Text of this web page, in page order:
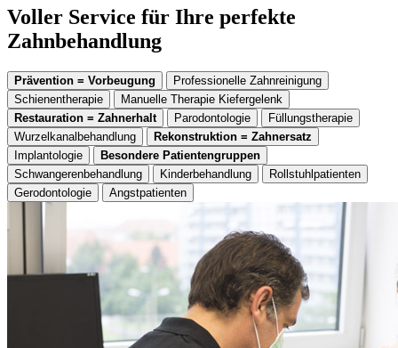
Voller Service für Ihre perfekte
Zahnbehandlung
Prävention = Vorbeugung
Professionelle Zahnreinigung
Schienentherapie
Manuelle Therapie Kiefergelenk
Restauration = Zahnerhalt
Parodontologie
Füllungstherapie
Wurzelkanalbehandlung
Rekonstruktion = Zahnersatz
Implantologie
Besondere Patientengruppen
Schwangerenbehandlung
Kinderbehandlung
Rollstuhlpatienten
Gerodontologie
Angstpatienten